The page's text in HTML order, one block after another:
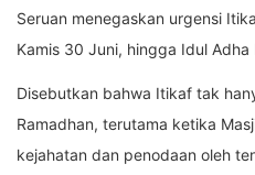
Seruan menegaskan urgensi
Kamis 30 Juni, hingga Idul Adha
Disebutkan bahwa Itikaf tak
Ramadhan, terutama ketika
kejahatan dan penodaan oleh